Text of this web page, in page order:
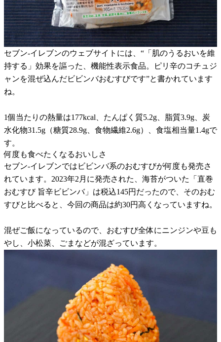
セブン-イレブンのウェブサイトには、“「肌のうるおいを維
持する」効果を謳った、機能性表示食品。ピリ辛のコチュジ
ャンを混ぜ込んだビビンバおむすびです”と書かれています
ね。
1個当たりの熱量は177kcal、たんぱく質5.2g、脂質3.9g、炭
水化物31.5g（糖質28.9g、食物繊維2.6g）、食塩相当量1.4gで
す。
何度も食べたくなるおいしさ
セブン-イレブンではビビンバ系のおむすびが何度も発売さ
れています。2023年2月に発売された、海苔がついた「直巻
おむすび 旨辛ビビンバ」は税込145円だったので、そのおむ
すびと比べると、今回の商品は約30円高くなっていますね。
混ぜご飯になっているので、おむすび全体にニンジンや豆も
やし、小松菜、ごまなどが混ざっています。